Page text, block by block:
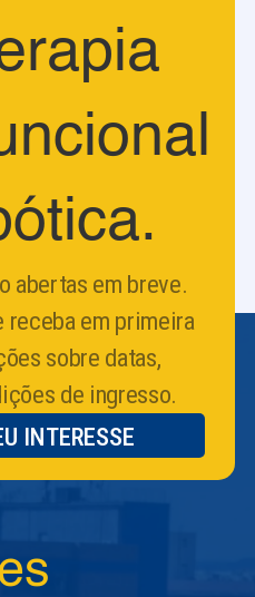
abertas em breve.
receba em primeira
sobre datas,
de ingresso.
INTERESSE